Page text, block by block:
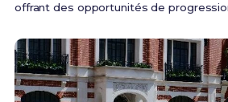
offrant des opportunités de